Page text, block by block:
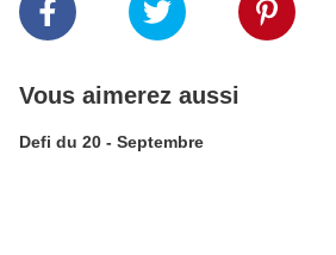
Vous aimerez aussi
Defi du 20 - Septembre